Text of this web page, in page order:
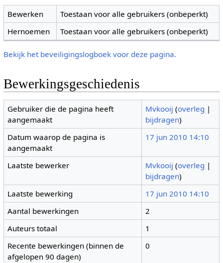
Bewerken
Toestaan voor alle gebruikers (onbeperkt)
Hernoemen
Toestaan voor alle gebruikers (onbeperkt)
Bekijk het beveiligingslogboek voor deze pagina.
Bewerkingsgeschiedenis
Gebruiker die de pagina heeft
aangemaakt
Mvkooij (overleg |
bijdragen)
Datum waarop de pagina is
aangemaakt
17 jun 2010 14:10
Laatste bewerker Mvkooij (overleg |
bijdragen)
Laatste bewerking
17 jun 2010 14:10
Aantal bewerkingen
2
Auteurs totaal
1
Recente bewerkingen (binnen de
afgelopen 90 dagen)
0